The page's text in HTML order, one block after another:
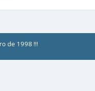
de 1998 !!!